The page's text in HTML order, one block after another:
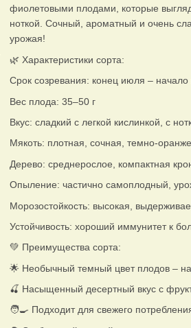
фиолетовыми плодами, которые
ноткой. Сочный, ароматный и очень
урожая!
🌿 Характеристики сорта:
Срок созревания: конец июля – начало
Вес плода: 35–50 г
Вкус: сладкий с легкой кислинкой, с
Мякоть: плотная, сочная, темно-
Дерево: среднерослое, компактная
Опыление: частично самоплодный,
Морозостойкость: высокая,
Устойчивость: хороший иммунитет к
💚 Преимущества сорта:
🌟 Необычный темный цвет плодов –
🍒 Насыщенный десертный вкус с
🧑‍🍳 Подходит для свежего